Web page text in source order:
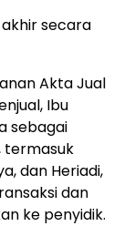
secara
Akta Jual
Ibu
sebagai
termasuk
dan Heriadi,
dan
ke penyidik.